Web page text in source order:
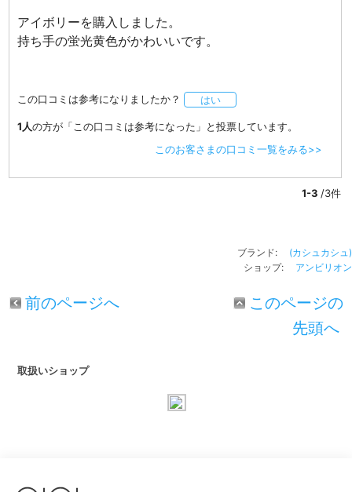
アイボリーを購入しました。
持ち手の蛍光黄色がかわいいです。
この口コミは参考になりましたか？ はい
1人の方が「この口コミは参考になった」と投票しています。
このお客さまの口コミ一覧をみる>>
1-3/3件
ブランド: (カシュカシュ)
ショップ: アンビリオン
前のページへ
このページの
先頭へ
取扱いショップ